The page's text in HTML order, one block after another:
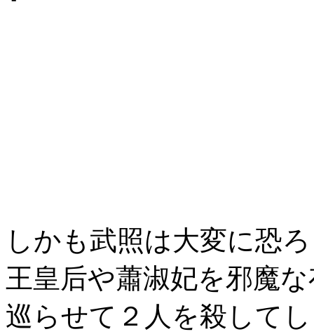
しかも武照は大変に恐
王皇后や蕭淑妃を邪魔
巡らせて２人を殺して